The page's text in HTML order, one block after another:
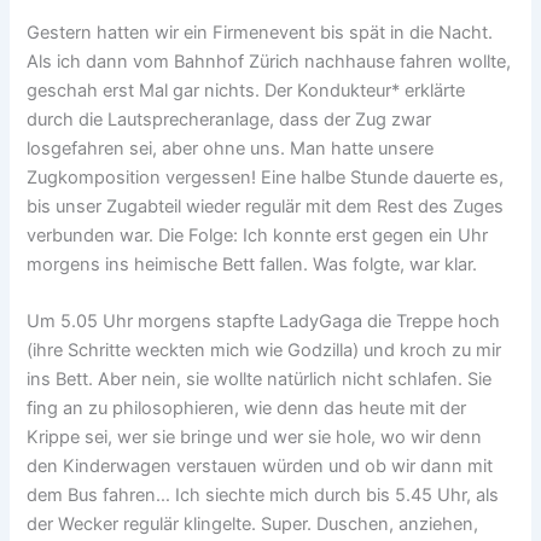
Gestern hatten wir ein Firmenevent bis spät in die Nacht.
Als ich dann vom Bahnhof Zürich nachhause fahren wollte,
geschah erst Mal gar nichts. Der Kondukteur* erklärte
durch die Lautsprecheranlage, dass der Zug zwar
losgefahren sei, aber ohne uns. Man hatte unsere
Zugkomposition vergessen! Eine halbe Stunde dauerte es,
bis unser Zugabteil wieder regulär mit dem Rest des Zuges
verbunden war. Die Folge: Ich konnte erst gegen ein Uhr
morgens ins heimische Bett fallen. Was folgte, war klar.
Um 5.05 Uhr morgens stapfte LadyGaga die Treppe hoch
(ihre Schritte weckten mich wie Godzilla) und kroch zu mir
ins Bett. Aber nein, sie wollte natürlich nicht schlafen. Sie
fing an zu philosophieren, wie denn das heute mit der
Krippe sei, wer sie bringe und wer sie hole, wo wir denn
den Kinderwagen verstauen würden und ob wir dann mit
dem Bus fahren… Ich siechte mich durch bis 5.45 Uhr, als
der Wecker regulär klingelte. Super. Duschen, anziehen,